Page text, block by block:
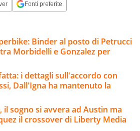
Fonti preferite
Binder al posto di Petrucci
Morbidelli e Gonzalez per
i dettagli sull'accordo con
Dall'Igna ha mantenuto la
il sogno si avvera ad Austin ma
il crossover di Liberty Media